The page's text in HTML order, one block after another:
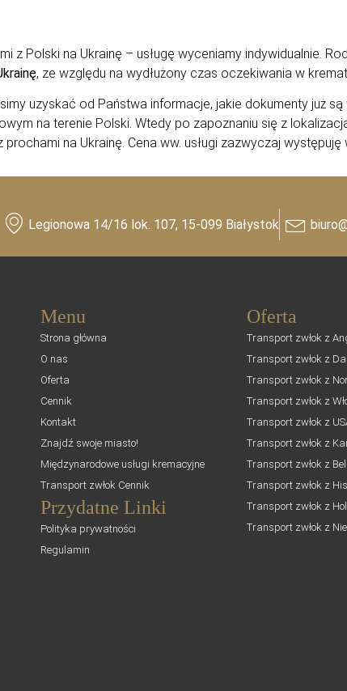
z Polski na Ukrainę – usługę wyceniamy indywidualnie.
, ze względu na wydłużony czas oczekiwania w
uzyskać od Państwa informacje, jakie dokumenty już
na terenie Polski. Wtedy po zapoznaniu się z
na Ukrainę. Cena ww. usługi zazwyczaj
Legionowa 14/16 lok. 107, 15-099 Białystok
Menu
Strona główna
O nas
Oferta
Cennik
Kontakt
Znajdź swoje miasto!
Międzynarodowe usługi kremacyjne
Transport zwłok Cennik
Przydatne Linki
Polityka prywatności
Regulamin
Oferta
Transport zwłok z
Transport zwłok z
Transport zwłok z
Transport zwłok z
Transport zwłok z
Transport zwłok z
Transport zwłok z
Transport zwłok z
Transport zwłok z
Transport zwłok z